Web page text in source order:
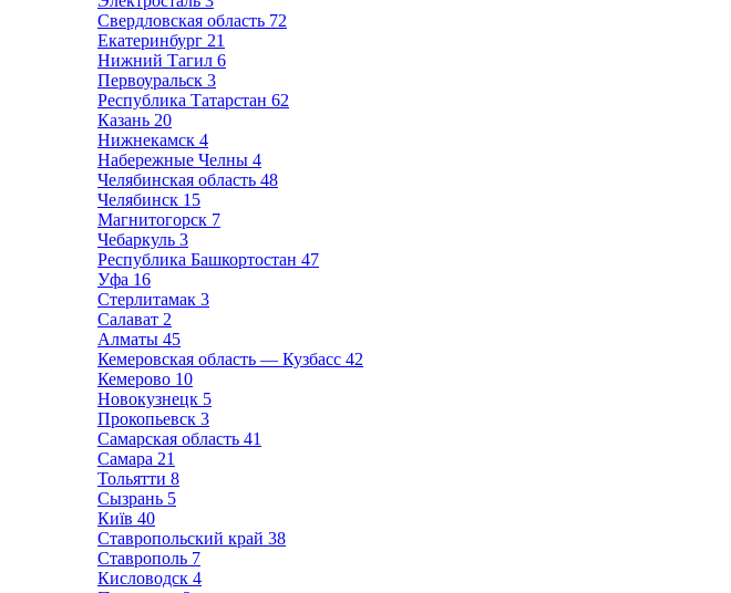
Свердловская область 72
Екатеринбург 21
Нижний Тагил 6
Первоуральск 3
Республика Татарстан 62
Казань 20
Нижнекамск 4
Набережные Челны 4
Челябинская область 48
Челябинск 15
Магнитогорск 7
Чебаркуль 3
Республика Башкортостан 47
Уфа 16
Стерлитамак 3
Салават 2
Алматы 45
Кемеровская область — Кузбасс 42
Кемерово 10
Новокузнецк 5
Прокопьевск 3
Самарская область 41
Самара 21
Тольятти 8
Сызрань 5
Київ 40
Ставропольский край 38
Ставрополь 7
Кисловодск 4